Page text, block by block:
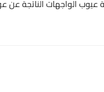
الواجهات الناتجة عن